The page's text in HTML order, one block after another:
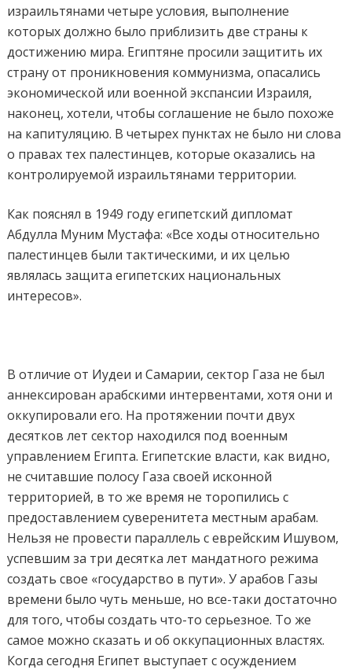
израильтянами четыре условия, выполнение
которых должно было приблизить две страны к
достижению мира. Египтяне просили защитить их
страну от проникновения коммунизма, опасались
экономической или военной экспансии Израиля,
наконец, хотели, чтобы соглашение не было похоже
на капитуляцию. В четырех пунктах не было ни слова
о правах тех палестинцев, которые оказались на
контролируемой израильтянами территории.
Как пояснял в 1949 году египетский дипломат
Абдулла Муним Мустафа: «Все ходы относительно
палестинцев были тактическими, и их целью
являлась защита египетских национальных
интересов».
В отличие от Иудеи и Самарии, сектор Газа не был
аннексирован арабскими интервентами, хотя они и
оккупировали его. На протяжении почти двух
десятков лет сектор находился под военным
управлением Египта. Египетские власти, как видно,
не считавшие полосу Газа своей исконной
территорией, в то же время не торопились с
предоставлением суверенитета местным арабам.
Нельзя не провести параллель с еврейским Ишувом,
успевшим за три десятка лет мандатного режима
создать свое «государство в пути». У арабов Газы
времени было чуть меньше, но все-таки достаточно
для того, чтобы создать что-то серьезное. То же
самое можно сказать и об оккупационных властях.
Когда сегодня Египет выступает с осуждением